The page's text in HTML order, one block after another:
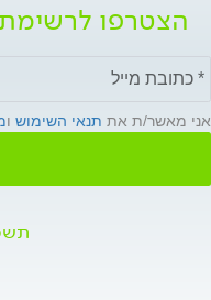
הצטרפו
אני מאשר/ת את תנאי השימוש ו